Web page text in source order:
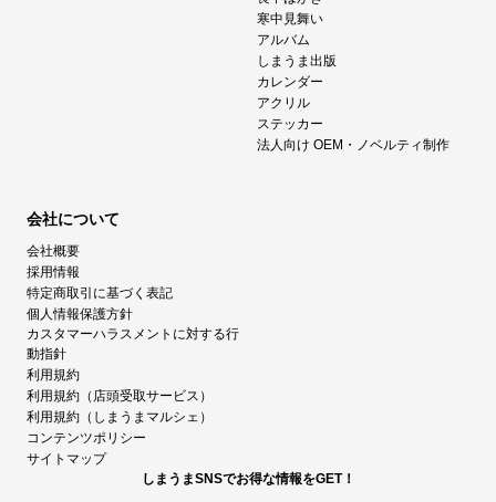
寒中見舞い
アルバム
しまうま出版
カレンダー
アクリル
ステッカー
法人向け OEM・ノベルティ制作
会社について
会社概要
採用情報
特定商取引に基づく表記
個人情報保護方針
カスタマーハラスメントに対する行
動指針
利用規約
利用規約（店頭受取サービス）
利用規約（しまうまマルシェ）
コンテンツポリシー
サイトマップ
しまうまSNSでお得な情報をGET！